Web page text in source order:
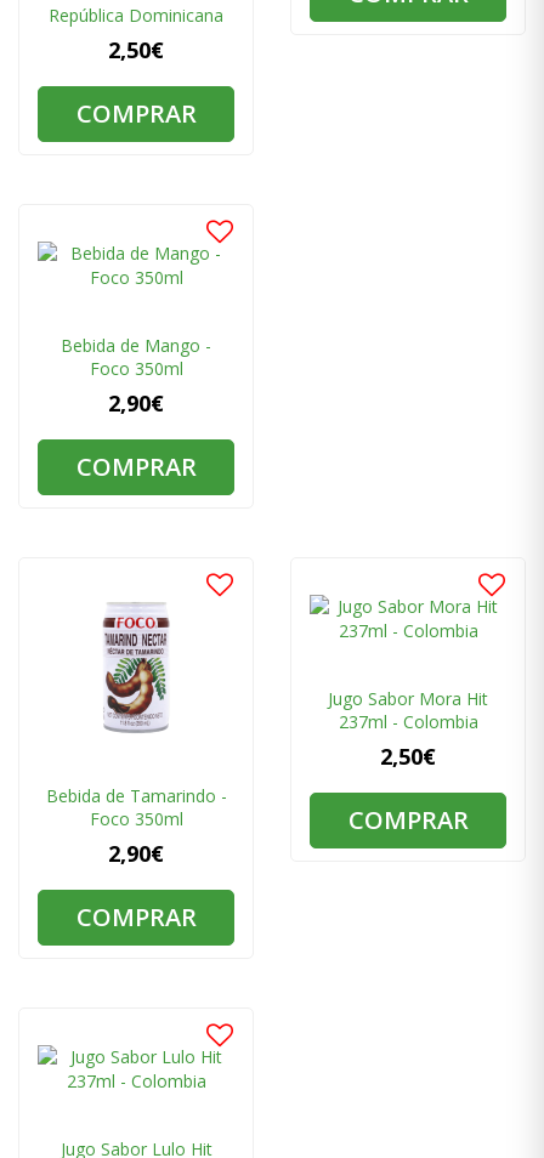
República Dominicana
2,50€
COMPRAR
Bebida de Mango -
Foco 350ml
2,90€
COMPRAR
Bebida de Tamarindo -
Foco 350ml
2,90€
COMPRAR
Jugo Sabor Mora Hit
237ml - Colombia
2,50€
COMPRAR
Jugo Sabor Lulo Hit